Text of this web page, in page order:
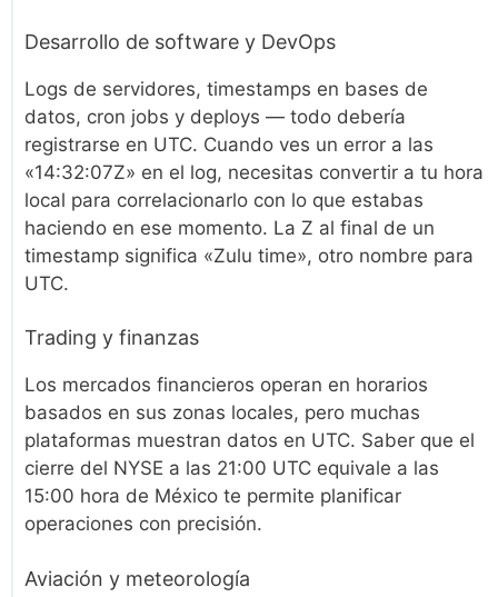
Desarrollo de software y DevOps
Logs de servidores, timestamps en bases de
datos, cron jobs y deploys — todo debería
registrarse en UTC. Cuando ves un error a las
«14:32:07Z» en el log, necesitas convertir a tu hora
local para correlacionarlo con lo que estabas
haciendo en ese momento. La Z al final de un
timestamp significa «Zulu time», otro nombre para
UTC.
Trading y finanzas
Los mercados financieros operan en horarios
basados en sus zonas locales, pero muchas
plataformas muestran datos en UTC. Saber que el
cierre del NYSE a las 21:00 UTC equivale a las
15:00 hora de México te permite planificar
operaciones con precisión.
Aviación y meteorología